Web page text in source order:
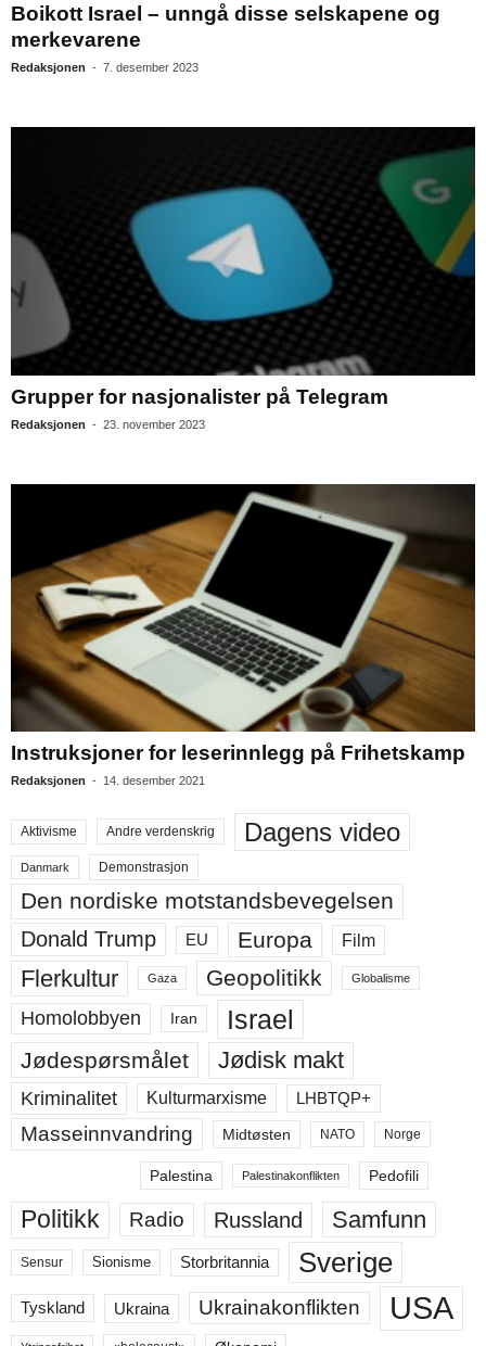
Boikott Israel – unngå disse selskapene og
merkevarene
Redaksjonen - 7. desember 2023
Grupper for nasjonalister på Telegram
Redaksjonen - 23. november 2023
Instruksjoner for leserinnlegg på Frihetskamp
Redaksjonen - 14. desember 2021
Aktivisme Andre verdenskrig Dagens video
Danmark Demonstrasjon
Den nordiske motstandsbevegelsen
Donald Trump EU Europa Film
Flerkultur Gaza Geopolitikk Globalisme
Homolobbyen Iran Israel
Jødespørsmålet Jødisk makt
Kriminalitet Kulturmarxisme LHBTQP+
Masseinnvandring Midtøsten NATO Norge
Palestina Palestinakonflikten Pedofili
Politikk Radio Russland Samfunn
Sensur Sionisme Storbritannia Sverige
Tyskland Ukraina Ukrainakonflikten USA